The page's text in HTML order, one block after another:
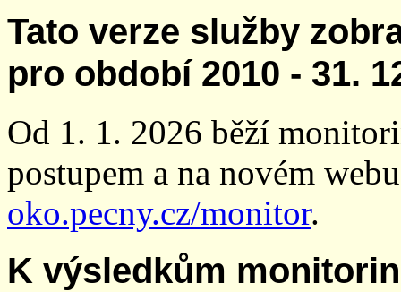
Tato verze služby
pro období 2010 - 31.
Od 1. 1. 2026 běží
postupem a na novém
oko.pecny.cz/monitor.
K výsledkům